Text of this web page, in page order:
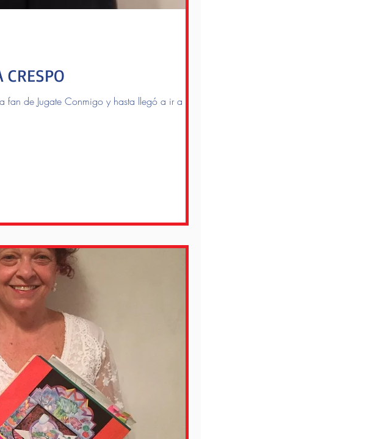
de Jugate Conmigo y hasta llegó a ir a la